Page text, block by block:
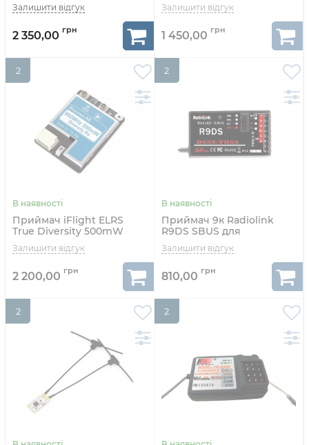
2 350,00 1 450,00
2
Приймач iFlight ELRS
True Diversity 500mW
(900MHz)
2 200,00
2
Приймач 9к Radiolink
R9DS SBUS для
авіамоделей
810,00
2 2